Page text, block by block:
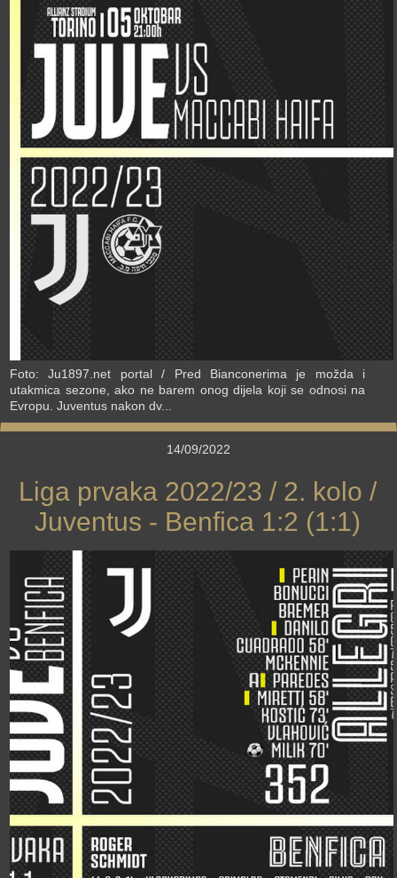
›
Foto: Ju1897.net portal / Pred Bianconerima je možda i
utakmica sezone, ako ne barem onog dijela koji se odnosi na
Evropu. Juventus nakon dv...
14/09/2022
Liga prvaka 2022/23 / 2. kolo /
Juventus - Benfica 1:2 (1:1)
›